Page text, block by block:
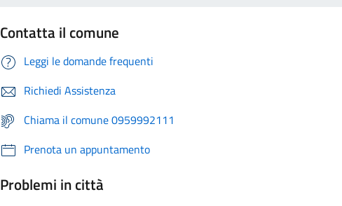
Contatta il comune
Leggi le domande frequenti
Richiedi Assistenza
Chiama il comune 0959992111
Prenota un appuntamento
Problemi in città